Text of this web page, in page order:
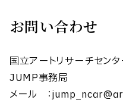
お問い合わせ
国立アートリサーチセンタ
JUMP事務局
メール ：